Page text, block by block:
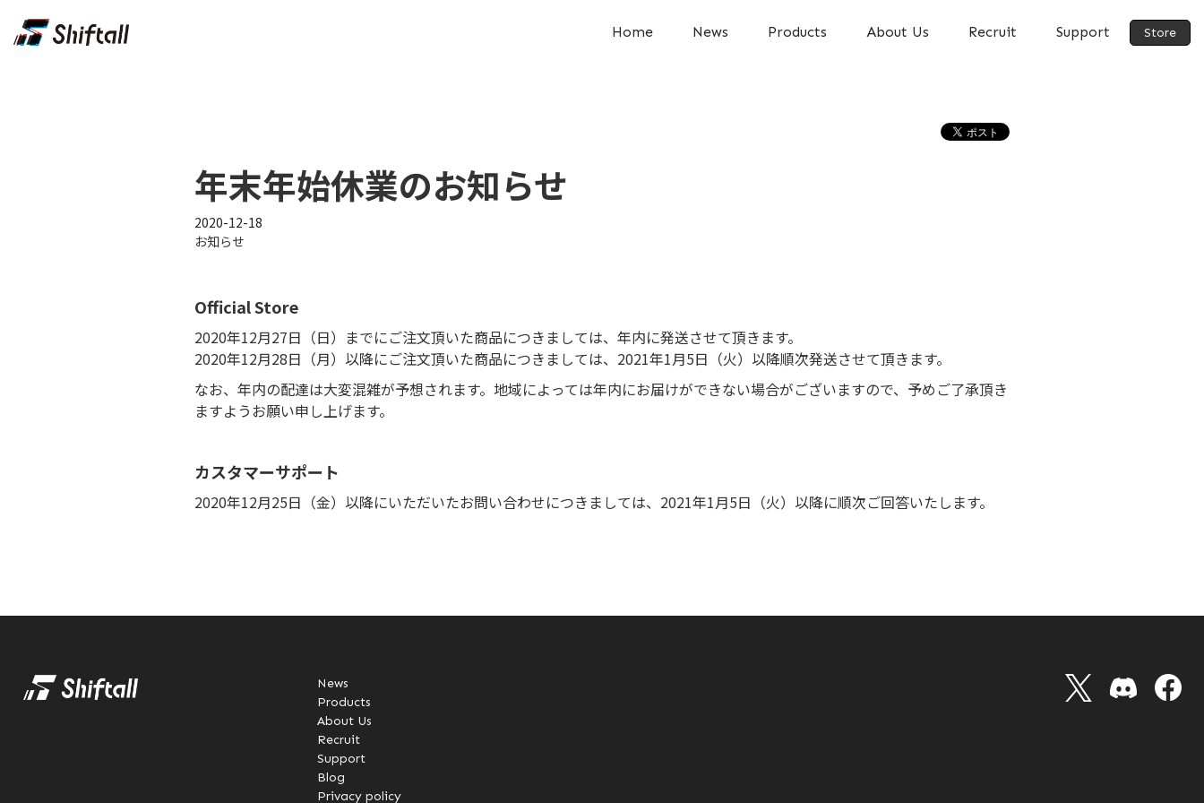
Home News Products About Us Recruit Support Store
年末年始休業のお知らせ
2020-12-18
お知らせ
Official Store
2020年12月27日（日）までにご注文頂いた商品につきましては、年内に発送させて頂きます。
2020年12月28日（月）以降にご注文頂いた商品につきましては、2021年1月5日（火）以降順次発送させて頂きます。
なお、年内の配達は大変混雑が予想されます。地域によっては年内にお届けができない場合がございますので、予めご了承頂き
ますようお願い申し上げます。
カスタマーサポート
2020年12月25日（金）以降にいただいたお問い合わせにつきましては、2021年1月5日（火）以降に順次ご回答いたします。
News
Products
About Us
Recruit
Support
Blog
Privacy policy